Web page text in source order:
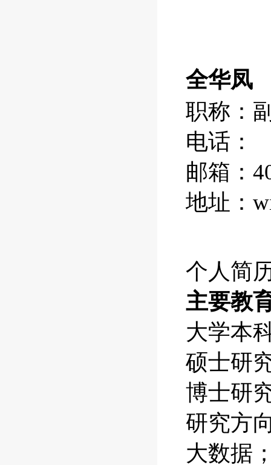
全华凤
职称：
电话：
邮箱：
地址：
个人简
主要教
大学本
硕士研
博士研
研究方
大数据